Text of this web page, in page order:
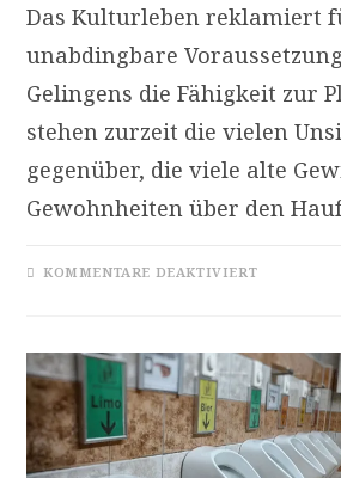
Das Kulturleben reklamiert
unabdingbare
Gelingens die Fähigkeit zur
stehen zurzeit die vielen
gegenüber, die viele alte
Gewohnheiten über den
KOMMENTARE DEAKTIVIERTFÜR